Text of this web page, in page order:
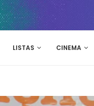
LISTAS CINEMA